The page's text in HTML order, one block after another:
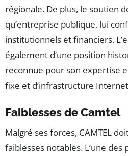
régionale. De plus, le soutien
qu’entreprise publique, lui
institutionnels et financiers.
également d’une position
reconnue pour son expertise
fixe et d’infrastructure
Faiblesses de Camtel
Malgré ses forces, CAMTEL
faiblesses notables. L’une des